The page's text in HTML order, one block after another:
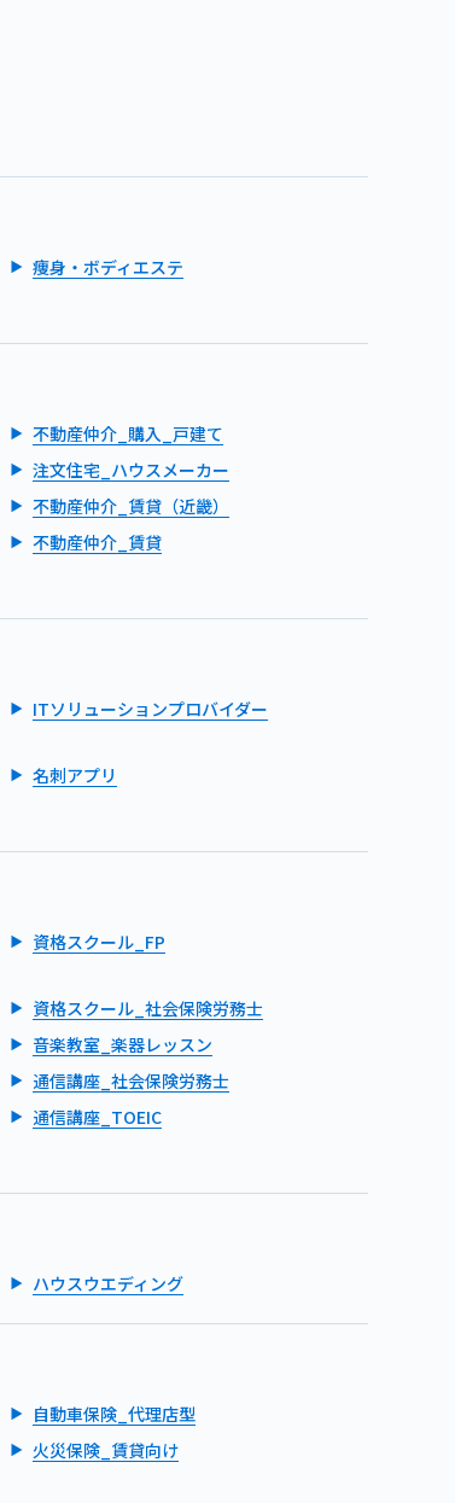
痩身・ボディエステ
不動産仲介_購入_戸建て
注文住宅_ハウスメーカー
不動産仲介_賃貸（近畿）
不動産仲介_賃貸
ITソリューションプロバイダー
名刺アプリ
資格スクール_FP
資格スクール_社会保険労務士
音楽教室_楽器レッスン
通信講座_社会保険労務士
通信講座_TOEIC
ハウスウエディング
自動車保険_代理店型
火災保険_賃貸向け